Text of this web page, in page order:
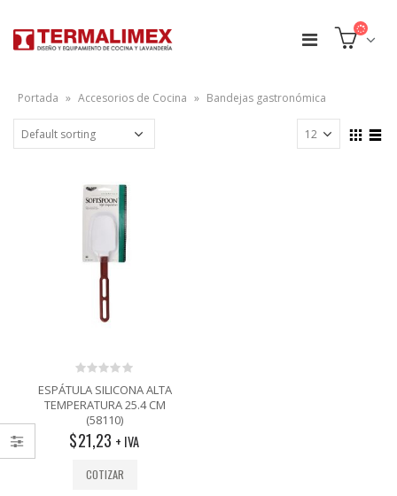
Portada » Accesorios de Cocina » Bandejas gastronómica
0
out
of
ESPÁTULA SILICONA ALTA
TEMPERATURA 25.4 CM
(58110)
$21,23 + IVA
COTIZAR